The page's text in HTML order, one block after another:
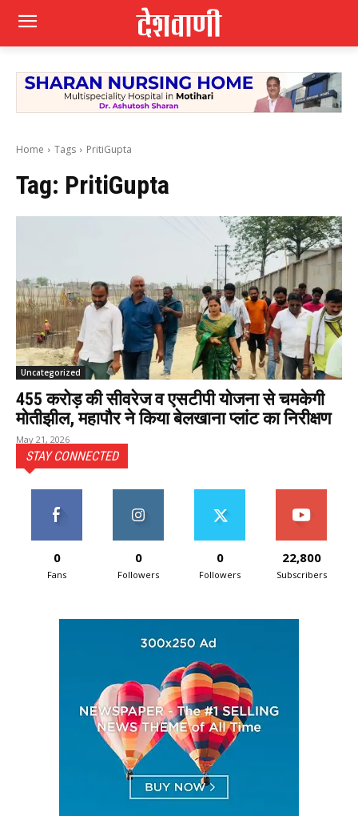
Home Tags PritiGupta
Tag: PritiGupta
Uncategorized
455 करोड़ की सीवरेज व एसटीपी योजना से चमकेगी
मोतीझील, महापौर ने किया बेलखाना प्लांट का निरीक्षण
May 21, 2026
STAY CONNECTED
0
Fans
0
Followers
0
Followers
22,800
Subscribers